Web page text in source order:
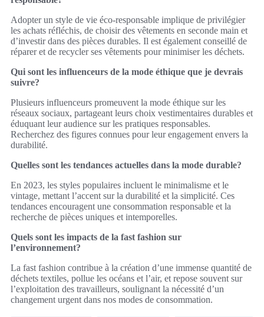
Adopter un style de vie éco-responsable implique de privilégier
les achats réfléchis, de choisir des vêtements en seconde main et
d’investir dans des pièces durables. Il est également conseillé de
réparer et de recycler ses vêtements pour minimiser les déchets.
Qui sont les influenceurs de la mode éthique que je devrais
suivre?
Plusieurs influenceurs promeuvent la mode éthique sur les
réseaux sociaux, partageant leurs choix vestimentaires durables et
éduquant leur audience sur les pratiques responsables.
Recherchez des figures connues pour leur engagement envers la
durabilité.
Quelles sont les tendances actuelles dans la mode durable?
En 2023, les styles populaires incluent le minimalisme et le
vintage, mettant l’accent sur la durabilité et la simplicité. Ces
tendances encouragent une consommation responsable et la
recherche de pièces uniques et intemporelles.
Quels sont les impacts de la fast fashion sur
l’environnement?
La fast fashion contribue à la création d’une immense quantité de
déchets textiles, pollue les océans et l’air, et repose souvent sur
l’exploitation des travailleurs, soulignant la nécessité d’un
changement urgent dans nos modes de consommation.